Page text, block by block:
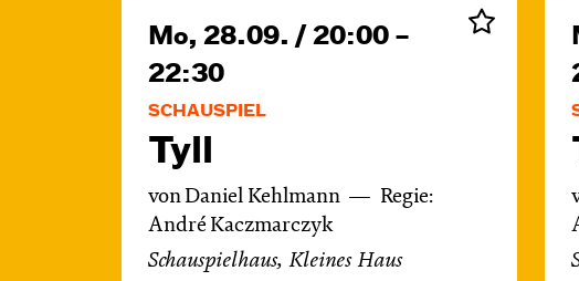
Mo, 28.09. / 20:00 –
22:30
SCHAUSPIEL
Tyll
von Daniel Kehlmann
Regie:
André Kaczmarczyk
Schauspielhaus, Kleines Haus